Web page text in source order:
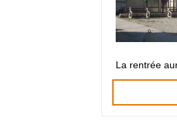
La rentrée